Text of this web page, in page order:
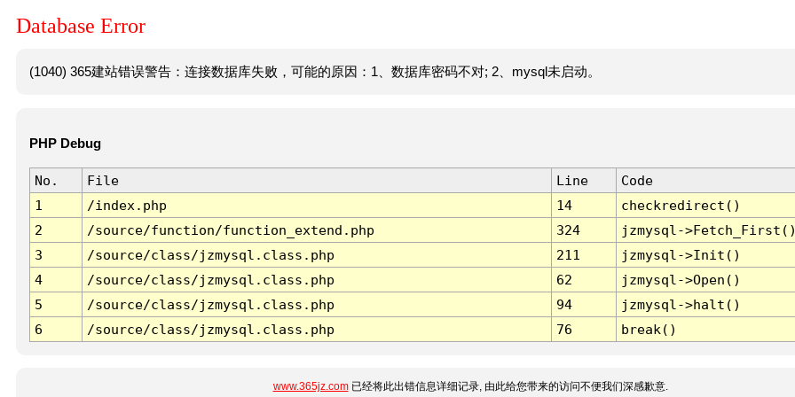
Database Error
(1040) 365建站错误警告：连接数据库失败，可能的原因：1、数据库密码不对; 2、mysql未启动。
PHP Debug
No. File Line
Code
1
/index.php 14
checkredirect()
2
/source/function/function_extend.php 324
jzmysql-
3
/source/class/jzmysql.class.php 211
jzmysql->Init()
4
/source/class/jzmysql.class.php 62
jzmysql->Open()
5
/source/class/jzmysql.class.php 94
jzmysql->halt()
6
/source/class/jzmysql.class.php 76 break()
www.365jz.com已经将此出错信息详细记录, 由此给您带来的访问不便我们深感歉意.